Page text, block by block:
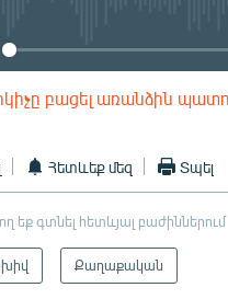
բացել առանձին
Հետևեք մեզ Տպել
եք գտնել հետևյալ բաժիններում
Քաղաքական